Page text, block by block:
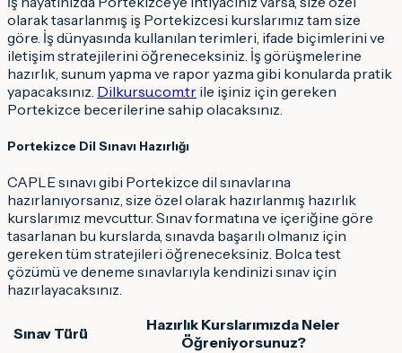
olarak tasarlanmış iş Portekizcesi kurslarımız tam size
göre. İş dünyasında kullanılan terimleri, ifade biçimlerini ve
iletişim stratejilerini öğreneceksiniz. İş görüşmelerine
hazırlık, sunum yapma ve rapor yazma gibi konularda pratik
yapacaksınız. Dilkursu.com.tr ile işiniz için gereken
Portekizce becerilerine sahip olacaksınız.
Portekizce Dil Sınavı Hazırlığı
CAPLE sınavı gibi Portekizce dil sınavlarına
hazırlanıyorsanız, size özel olarak hazırlanmış hazırlık
kurslarımız mevcuttur. Sınav formatına ve içeriğine göre
tasarlanan bu kurslarda, sınavda başarılı olmanız için
gereken tüm stratejileri öğreneceksiniz. Bolca test
çözümü ve deneme sınavlarıyla kendinizi sınav için
hazırlayacaksınız.
Sınav Türü
Hazırlık Kurslarımızda Neler
Öğreniyorsunuz?